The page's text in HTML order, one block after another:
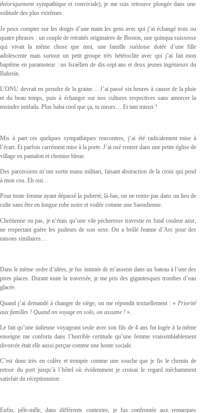
théoriquementsympathique et conviviale), je me suis retrouve plongée dans une
solitude des plus extrêmes.
Je peux compter sur les doigts d’une main les gens avec qui j’ai échangé trois ou
quatre phrases : un couple de retraités originaires de Boston, une quinqua suissesse
qui vivait la même chose que moi, une famille suédoise dotée d’une fille
adolescente mais surtout un petit groupe très hétéroclite avec qui j’ai fait mon
baptême en paramoteur : un Israélien de dix-sept ans et deux jeunes ingénieurs du
Bahreïn.
L’ONU devrait en prendre de la graine… J’ai passé six heures à causer de la pluie
et du beau temps, puis à échanger sur nos cultures respectives sans amorcer la
moindre intifada. Plus baba cool que ça, tu meurs… Et tant mieux !
Mis à part ces quelques sympathiques rencontres, j’ai été radicalement mise à
l’écart. Et parfois carrément mise à la porte. J’ai osé rentrer dans une petite église de
village en pantalon et chemise bleue.
Des paroissiens m’ont sortie manu militari, faisant abstraction de la croix qui pend
à mon cou. Eh oui…
Pour toute femme ayant dépassé la puberté, là-bas, on ne rentre pas dans un lieu de
culte sans être en longue robe noire et voilée comme une Saoudienne.
Chrétienne ou pas, je n’étais qu’une vile pécheresse travestie en futal couleur azur,
ne respectant guère les pudeurs de son sexe. On a brûlé Jeanne d’Arc pour des
raisons similaires…
Dans le même ordre d’idées, je fus intimée de m’asseoir dans un bateau à l’une des
pires places. Durant toute la traversée, je me pris des gigantesques trombes d’eau
glacée.
Quand j’ai demandé à changer de siège, on me répondit textuellement : « Priorité
aux familles ! Quand on voyage en solo, on assume ! ».
Le fait qu’une italienne voyageant seule avec son fils de 4 ans fut logée à la même
enseigne me conforta dans l’horrible certitude qu’une femme vraisemblablement
divorcée était elle aussi perçue comme une honte sociale.
C’est donc très en colère et trempée comme une souche que je fis le chemin de
retour du port jusqu’à l’hôtel où évidemment je croisai le regard méchamment
satisfait du réceptionniste.
Enfin, pêle-mêle, dans différents contextes, je fus confrontée aux remarques